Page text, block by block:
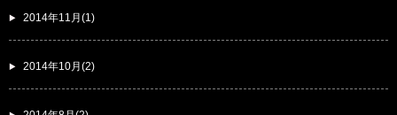
2014年11月(1)
2014年10月(2)